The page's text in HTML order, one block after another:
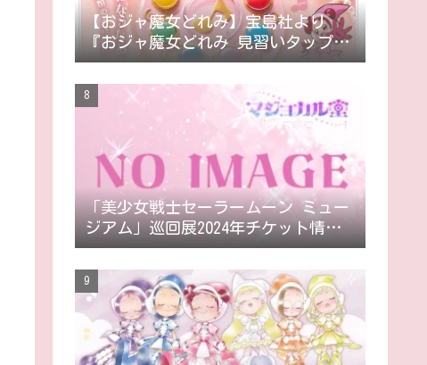
【おジャ魔女どれみ】宝島社より
『おジャ魔女どれみ 見習いタップラ
イトBOOK』予約受付中！
「美少女戦士セーラームーン ミュー
ジアム」巡回展2024年チケット情報
🌙